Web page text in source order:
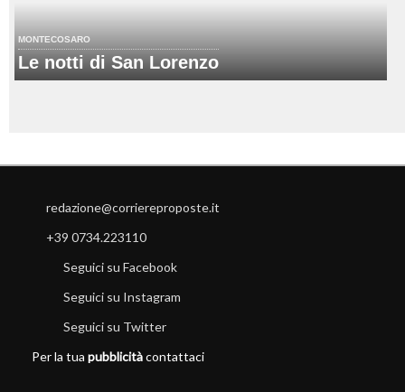
MONTECOSARO
Le notti di San Lorenzo
redazione@corriereproposte.it
+39 0734.223110
Seguici su Facebook
Seguici su Instagram
Seguici su Twitter
Per la tua pubblicitàcontattaci